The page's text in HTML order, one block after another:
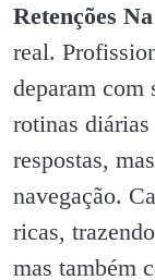
Retenções
real.
deparam com
rotinas diárias
respostas,
navegação.
ricas,
mas também